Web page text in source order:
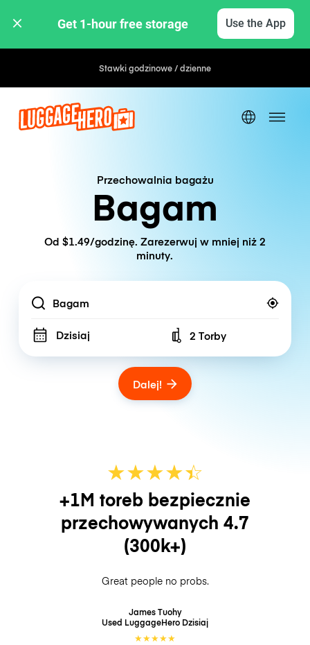
Get 1-hour free storage Use the App
Stawki godzinowe / dzienne
Przechowalnia bagażu
Bagam
Od $1.49/godzinę. Zarezerwuj w mniej niż 2
minuty.
Location
Dzisiaj Number of bags
2 Torby
Dalej!
★★★★☆
★
+1M toreb bezpiecznie
przechowywanych 4.7
(300k+)
Great people no probs.
James Tuohy
Used LuggageHero Dzisiaj
★★★★★